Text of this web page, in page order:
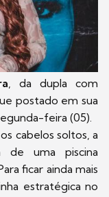
, da dupla com
postado em sua
feira (05).
cabelos soltos, a
de uma piscina
ficar ainda mais
estratégica no